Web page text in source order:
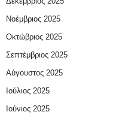
Νοέμβριος 2025
Οκτώβριος 2025
Σεπτέμβριος 2025
Αύγουστος 2025
Ιούλιος 2025
Ιούνιος 2025